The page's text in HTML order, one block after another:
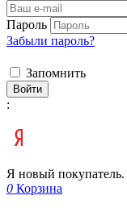
Пароль
Забыли пароль?
Запомнить
Войти
:
Я новый покупатель.
0 Корзина